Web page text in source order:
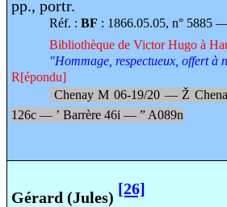
pp., portr.
Réf. : BF : 1866.05.05, n° 5885
Bibliothèque de Victor Hugo à
"Hommage, respectueux, offert
R[épondu]
Chenay M 06-19/20 —Ž
126c — ’ Barrère 46i — ”A089n
Gérard (Jules) [26]